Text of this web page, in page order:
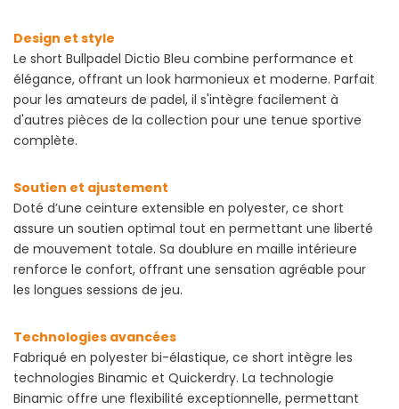
Design et style
Le short Bullpadel Dictio Bleu combine performance et
élégance, offrant un look harmonieux et moderne. Parfait
pour les amateurs de padel, il s'intègre facilement à
d'autres pièces de la collection pour une tenue sportive
complète.
Soutien et ajustement
Doté d’une ceinture extensible en polyester, ce short
assure un soutien optimal tout en permettant une liberté
de mouvement totale. Sa doublure en maille intérieure
renforce le confort, offrant une sensation agréable pour
les longues sessions de jeu.
Technologies avancées
Fabriqué en polyester bi-élastique, ce short intègre les
technologies Binamic et Quickerdry. La technologie
Binamic offre une flexibilité exceptionnelle, permettant